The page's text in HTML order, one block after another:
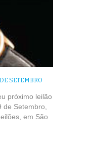
SETEMBRO
próximo leilão
Setembro,
em São